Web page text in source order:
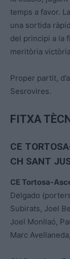
temps a favor.
una sortida
del principi a la
meritòria
Proper partit,
Sesrovires.
FITXA
CE
CH SANT
CE Tortosa-
Delgado
Subirats, Joel
Joel Monllaó,
Marc